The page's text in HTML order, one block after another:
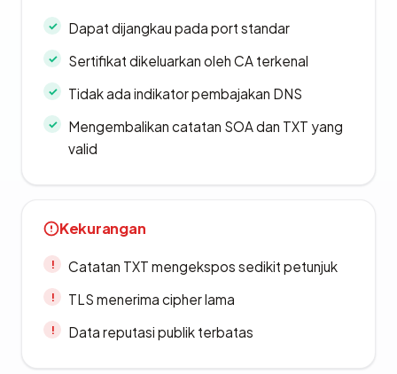
Dapat dijangkau pada port standar
Sertifikat dikeluarkan oleh CA terkenal
Tidak ada indikator pembajakan DNS
Mengembalikan catatan SOA dan TXT yang
valid
Kekurangan
Catatan TXT mengekspos sedikit petunjuk
TLS menerima cipher lama
Data reputasi publik terbatas